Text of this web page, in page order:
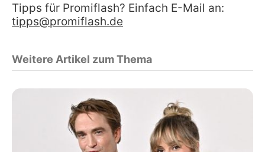
Tipps für Promiflash? Einfach E-Mail an:
tipps@promiflash.de
Weitere Artikel zum Thema